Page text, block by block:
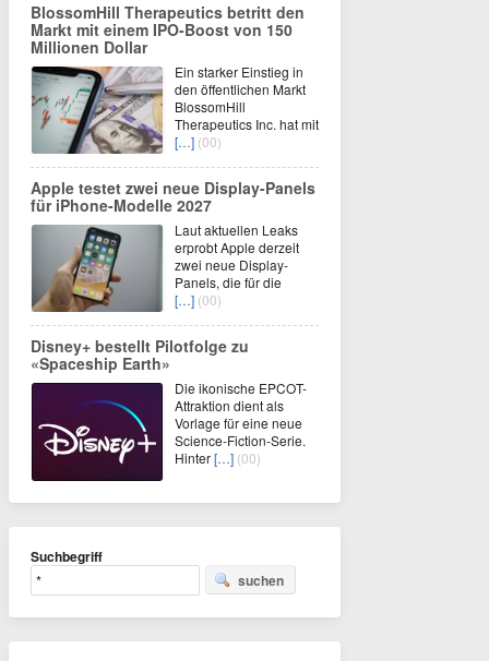
BlossomHill Therapeutics betritt den
Markt mit einem IPO-Boost von 150
Millionen Dollar
Ein starker Einstieg in
den öffentlichen Markt
BlossomHill
Therapeutics Inc. hat mit
[…] (00)
Apple testet zwei neue Display-Panels
für iPhone-Modelle 2027
Laut aktuellen Leaks
erprobt Apple derzeit
zwei neue Display-
Panels, die für die
[…] (00)
Disney+ bestellt Pilotfolge zu
«Spaceship Earth»
Die ikonische EPCOT-
Attraktion dient als
Vorlage für eine neue
Science-Fiction-Serie.
Hinter[…] (00)
Suchbegriff
suchen